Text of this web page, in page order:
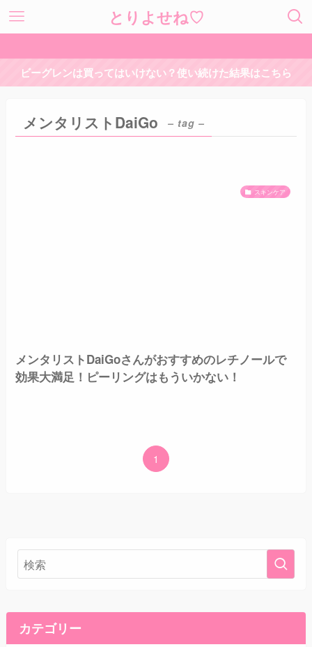
とりよせね♡
ビーグレンは買ってはいけない？使い続けた結果はこちら
メンタリストDaiGo – tag –
スキンケア
メンタリストDaiGoさんがおすすめのレチノールで
効果大満足！ピーリングはもういかない！
1
カテゴリー